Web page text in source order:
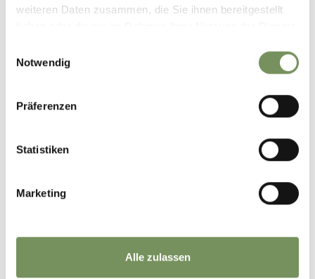
weiteren Daten zusammen, die Sie ihnen bereitgestellt
Notwendig
Präferenzen
Statistiken
Marketing
Alle zulassen